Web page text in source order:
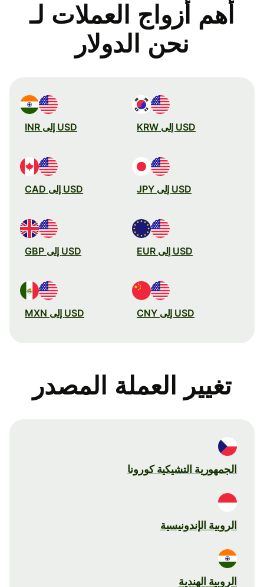
أهم أزواج العملات لـ
نحن الدولار
USD إلى KRW USD إلى INR
USD إلى JPY USD إلى CAD
USD إلى EUR USD إلى GBP
USD إلى CNY USD إلى MXN
تغيير العملة المصدر
الجمهورية التشيكية كورونا
الروبية الإندونيسية
الروبية الهندية